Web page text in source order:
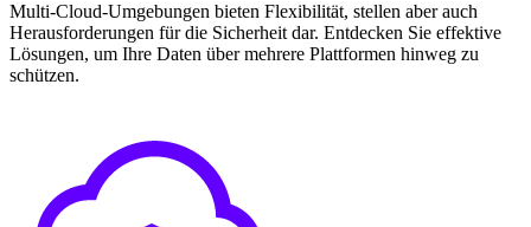
Multi-Cloud-Umgebungen bieten Flexibilität, stellen aber auch
Herausforderungen für die Sicherheit dar. Entdecken Sie effektive
Lösungen, um Ihre Daten über mehrere Plattformen hinweg zu
schützen.